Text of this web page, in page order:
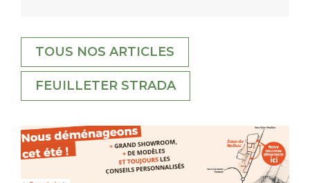
TOUS NOS ARTICLES
FEUILLETER STRADA